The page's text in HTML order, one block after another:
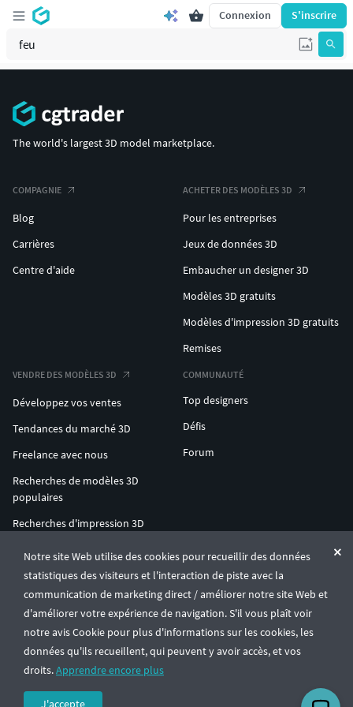
Connexion S'inscrire
Notre site Web utilise des cookies pour recueillir des données
statistiques des visiteurs et l'interaction de piste avec la
communication de marketing direct / améliorer notre site Web et
d'améliorer votre expérience de navigation. S'il vous plaît voir
notre avis Cookie pour plus d'informations sur les cookies, les
données qu'ils recueillent, qui peuvent y avoir accès, et vos
droits.Apprendre encore plus
J'accepte
The world's largest 3D model marketplace.
COMPAGNIE
Blog
Carrières
Centre d'aide
ACHETER DES MODÈLES 3D
Pour les entreprises
Jeux de données 3D
Embaucher un designer 3D
Modèles 3D gratuits
Modèles d'impression 3D gratuits
Remises
VENDRE DES MODÈLES 3D
Développez vos ventes
Tendances du marché 3D
Freelance avec nous
Recherches de modèles 3D
populaires
Recherches d'impression 3D
COMMUNAUTÉ
Top designers
Défis
Forum
ENTERPRISE 3D AT SCALE
© CGTrader 2011-2026
UAB CGTrader, Antakalnio st. 17, Vilnius, Lithuania
Conditions généralesConfidentialité🇫🇷 Français